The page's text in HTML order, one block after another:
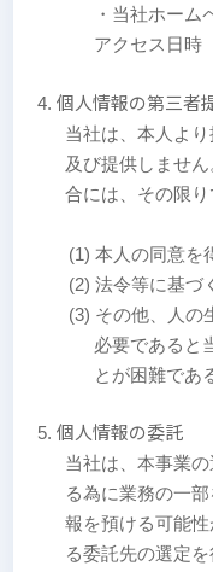
・当社ホーム
アクセス日時
個人情報の第三者
当社は、本人よ
及び提供しませ
合には、その限り
(1) 本人の同意を
(2) 法令等に基づ
(3) その他、人の
必要であると
とが困難であ
個人情報の委託
当社は、本事業
る為に業務の一
報を預ける可能
る委託先の選定